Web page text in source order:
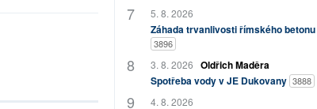
5. 8. 2026
Záhada trvanlivosti římského
3896
3. 8. 2026 Oldřich Maděra
Spotřeba vody v JE Dukovany 3888
4. 8. 2026